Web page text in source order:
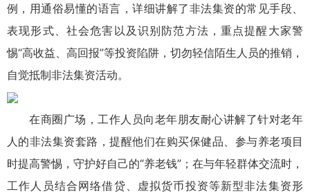
例，用通俗易懂的语言，详细讲解了非法集资的常见手段、
表现形式、社会危害以及识别防范方法，重点提醒大家警
惕“高收益、高回报”等投资陷阱，切勿轻信陌生人员的推销，
自觉抵制非法集资活动。
在商圈广场，工作人员向老年朋友耐心讲解了针对老年
人的非法集资套路，提醒他们在购买保健品、参与养老项目
时提高警惕，守护好自己的“养老钱”；在与年轻群体交流时，
工作人员结合网络借贷、虚拟货币投资等新型非法集资形